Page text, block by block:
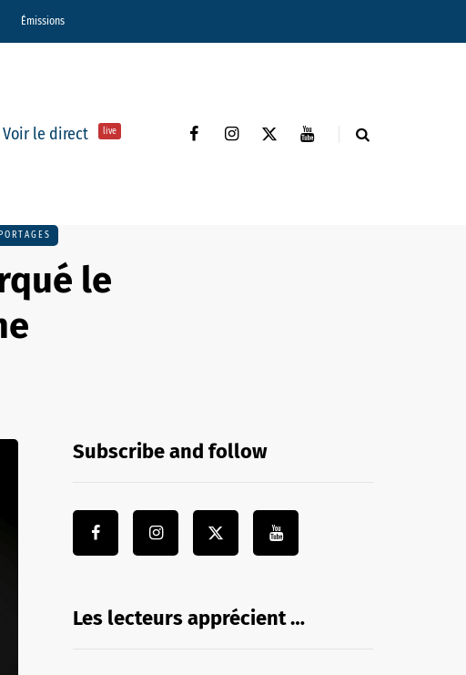
Émissions
Voir le direct live
le
Subscribe and follow
Les lecteurs apprécient …